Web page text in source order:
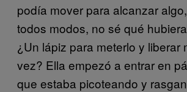
podía mover para alcanzar
todos modos, no sé qué
¿Un lápiz para meterlo y liberar
vez? Ella empezó a entrar en
que estaba picoteando y